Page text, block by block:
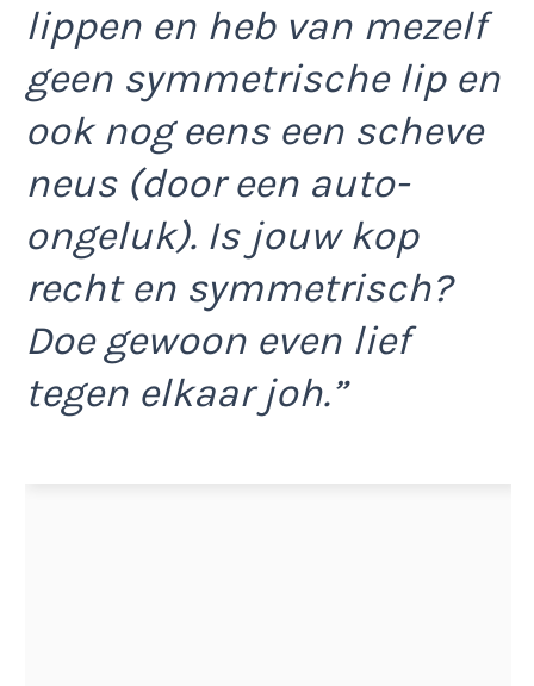
lippen en heb van mezelf
geen symmetrische lip en
ook nog eens een scheve
neus (door een auto-
ongeluk). Is jouw kop
recht en symmetrisch?
Doe gewoon even lief
tegen elkaar joh.”